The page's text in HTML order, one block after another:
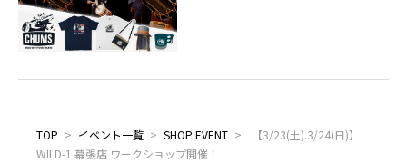
TOP > イベント一覧 > SHOP EVENT >
【3/23(土).3/24(日)】
WILD-1 幕張店 ワークショップ開催！